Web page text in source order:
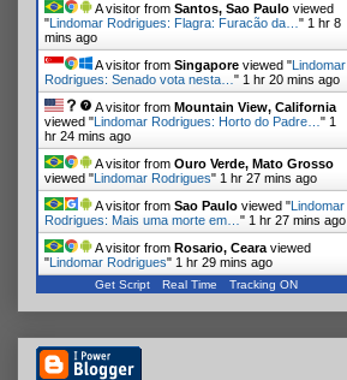
A visitor from Santos, Sao Paulo viewed
" Lindomar Rodrigues: Flagra: Furacão da… " 1 hr 8
mins ago
A visitor from Singapore viewed " Lindomar
Rodrigues: Senado vota nesta… " 1 hr 20 mins ago
A visitor from Mountain View, California
viewed " Lindomar Rodrigues: Horto do Padre… " 1
hr 24 mins ago
A visitor from Ouro Verde, Mato Grosso
viewed " Lindomar Rodrigues" 1 hr 27 mins ago
A visitor from Sao Paulo viewed " Lindomar
Rodrigues: Mais uma morte em… " 1 hr 27 mins ago
A visitor from Rosario, Ceara viewed
" Lindomar Rodrigues" 1 hr 29 mins ago
Get Script Real Time Tracking ON